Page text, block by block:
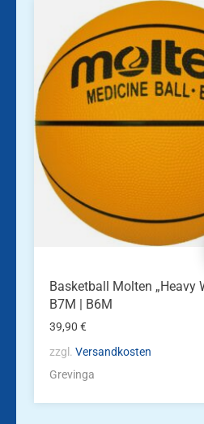
Produkt
weist
mehrere
Varianten
Optionen
auf
der
Produktseite
gewählt
Basketball Molten „Heavy
B7M | B6M
39,90€
zzgl.Versandkosten
Grevinga